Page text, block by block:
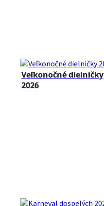
Veľkonočné dielničky
2026